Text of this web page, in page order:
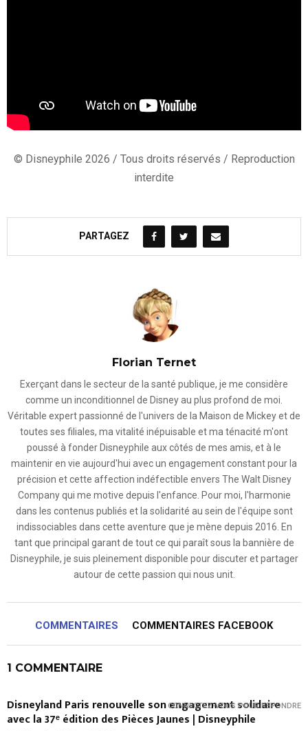
© Disneyphile 2026 / Tous droits réservés / Reproduction
interdite
PARTAGEZ
Florian Ternet
Exerçant dans le secteur de la santé publique, je me considère
comme un inconditionnel de Disney au plus profond de moi.
Véritable expert passionné de l'univers de la Maison de Mickey et de
toutes ses filiales, ma vitalité inépuisable et ma ténacité m'ont
poussé à fonder Disneyphile aux côtés de mes amis, et à le
maintenir en vie aujourd'hui avec un engagement constant pour la
précision et cette affection indéfectible envers The Walt Disney
Company qui me motive depuis l'enfance. Pour moi, l'harmonie
dans les contenus publiés et la solidarité au sein de l'équipe sont
indissociables dans cette aventure que je mène depuis 2016. En
tant que principal garant de tout ce qui paraît sous la bannière de
Disneyphile, je suis pleinement disponible pour discuter et partager
autour de cette passion qui nous unit.
COMMENTAIRES COMMENTAIRES FACEBOOK
1 COMMENTAIRE
Disneyland Paris renouvelle son engagement solidaire
avec la 37ᵉ édition des Pièces Jaunes | Disneyphile
CONNECTEZ-VOUS POUR RÉPONDRE